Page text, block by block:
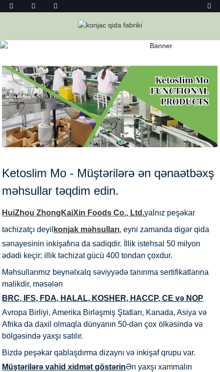
FUNKSIONAL MƏHSULLAR
Ketoslim Mo - Müştərilərə ən qənaətbəxş
məhsullar təqdim edin.
HuiZhou ZhongKaiXin Foods Co., Ltd.yalnız peşəkar
təchizatçı deyil konjak məhsulları, eyni zamanda digər qida
sənayesinin inkişafına da sadiqdir. İllik istehsal 50 milyon
ədədi keçir; illik təchizat gücü 400 tondan çoxdur.
Məhsullarımız beynəlxalq səviyyədə tanınma sertifikatlarına
malikdir, məsələn
BRC, IFS, FDA, HALAL, KOSHER, HACCP, CE və NOP
Avropa Birliyi, Amerika Birləşmiş Ştatları, Kanada, Asiya və
Afrika da daxil olmaqla dünyanın 50-dən çox ölkəsində və
bölgəsində yaxşı satılır.
Bizdə peşəkar qablaşdırma dizaynı və inkişaf qrupu var.
Müştərilərə vahid xidmət göstərinƏn yaxşı xammalın